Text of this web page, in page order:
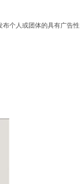
个人或团体的具有广告性